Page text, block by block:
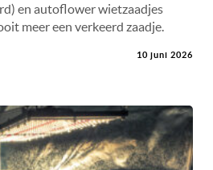
en autoflower wietzaadjes
meer een verkeerd zaadje.
10 juni 2026